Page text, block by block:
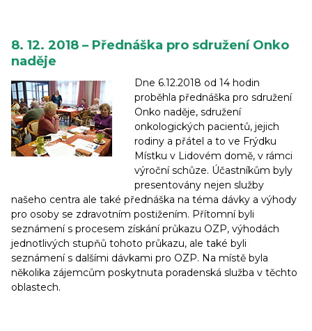
8. 12. 2018 – Přednáška pro sdružení Onko
naděje
Dne 6.12.2018 od 14 hodin
proběhla přednáška pro sdružení
Onko naděje, sdružení
onkologických pacientů, jejich
rodiny a přátel a to ve Frýdku
Místku v Lidovém domě, v rámci
výroční schůze. Účastníkům byly
presentovány nejen služby
našeho centra ale také přednáška na téma dávky a výhody
pro osoby se zdravotním postižením. Přítomní byli
seznámení s procesem získání průkazu OZP, výhodách
jednotlivých stupňů tohoto průkazu, ale také byli
seznámení s dalšími dávkami pro OZP. Na místě byla
několika zájemcům poskytnuta poradenská služba v těchto
oblastech.